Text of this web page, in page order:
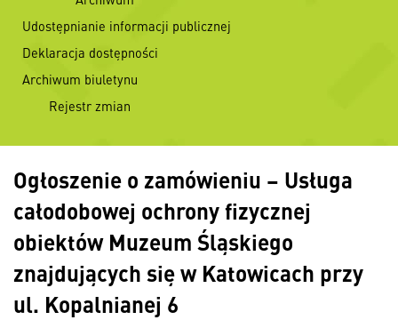
Udostępnianie informacji publicznej
Deklaracja dostępności
Archiwum biuletynu
Rejestr zmian
Ogłoszenie o zamówieniu – Usługa
całodobowej ochrony fizycznej
obiektów Muzeum Śląskiego
znajdujących się w Katowicach przy
ul. Kopalnianej 6